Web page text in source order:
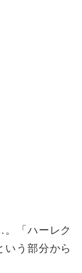
「ハーレク
いう部分から